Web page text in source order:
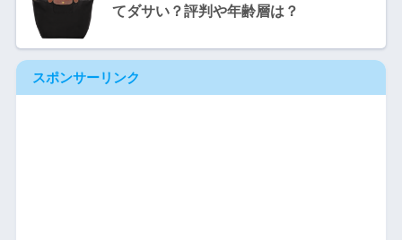
てダサい？評判や年齢層は？
スポンサーリンク